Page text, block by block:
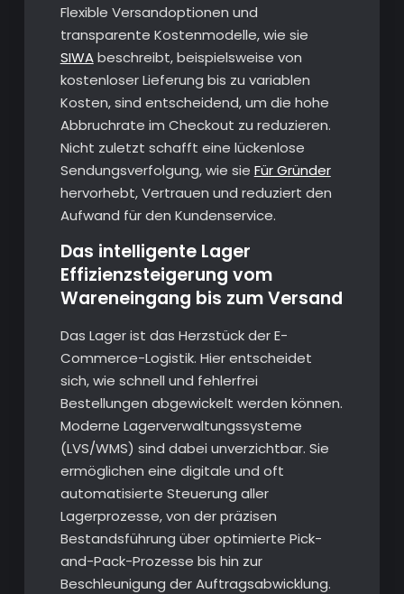
Flexible Versandoptionen und
transparente Kostenmodelle, wie sie
SIWAbeschreibt, beispielsweise von
kostenloser Lieferung bis zu variablen
Kosten, sind entscheidend, um die hohe
Abbruchrate im Checkout zu reduzieren.
Nicht zuletzt schafft eine lückenlose
Sendungsverfolgung, wie sie Für Gründer
hervorhebt, Vertrauen und reduziert den
Aufwand für den Kundenservice.
Das intelligente Lager
Effizienzsteigerung vom
Wareneingang bis zum Versand
Das Lager ist das Herzstück der E-
Commerce-Logistik. Hier entscheidet
sich, wie schnell und fehlerfrei
Bestellungen abgewickelt werden können.
Moderne Lagerverwaltungssysteme
(LVS/WMS) sind dabei unverzichtbar. Sie
ermöglichen eine digitale und oft
automatisierte Steuerung aller
Lagerprozesse, von der präzisen
Bestandsführung über optimierte Pick-
and-Pack-Prozesse bis hin zur
Beschleunigung der Auftragsabwicklung.